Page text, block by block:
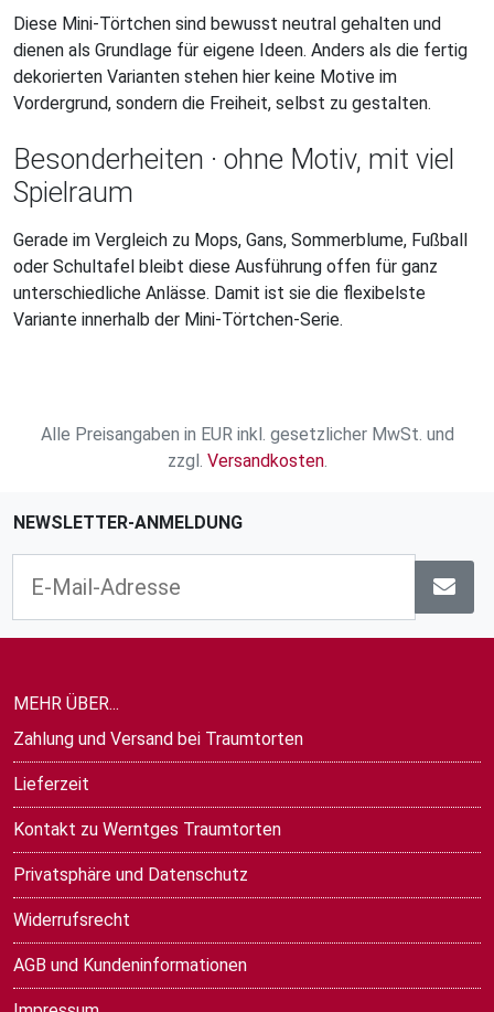
Diese Mini-Törtchen sind bewusst neutral gehalten und
dienen als Grundlage für eigene Ideen. Anders als die fertig
dekorierten Varianten stehen hier keine Motive im
Vordergrund, sondern die Freiheit, selbst zu gestalten.
Besonderheiten · ohne Motiv, mit viel
Spielraum
Gerade im Vergleich zu Mops, Gans, Sommerblume, Fußball
oder Schultafel bleibt diese Ausführung offen für ganz
unterschiedliche Anlässe. Damit ist sie die flexibelste
Variante innerhalb der Mini-Törtchen-Serie.
Alle Preisangaben in EUR inkl. gesetzlicher MwSt. und
zzgl. Versandkosten.
NEWSLETTER-ANMELDUNG
MEHR ÜBER...
Zahlung und Versand bei Traumtorten
Lieferzeit
Kontakt zu Werntges Traumtorten
Privatsphäre und Datenschutz
Widerrufsrecht
AGB und Kundeninformationen